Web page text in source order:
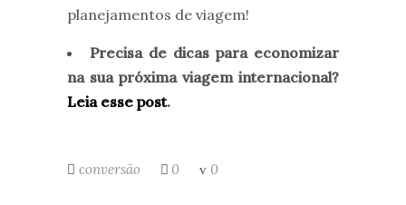
planejamentos de viagem!
Precisa de dicas para economizar
na sua próxima viagem internacional?
Leia esse post.
conversão 0 0